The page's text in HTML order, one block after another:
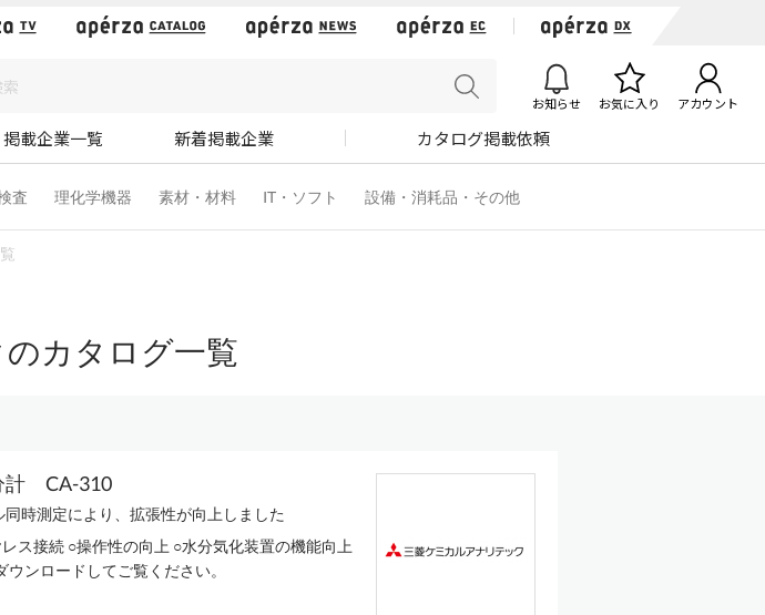
お知らせ お気に入り アカウント
掲載企業一覧 新着掲載企業 カタログ掲載依頼
査 理化学機器 素材・材料 IT・ソフト 設備・消耗品・その他
カタログ一覧
計 CA-310
時測定により、拡張性が向上しました
ス接続 ○操作性の向上 ○水分気化装置の機能向上
ンロードしてご覧ください。